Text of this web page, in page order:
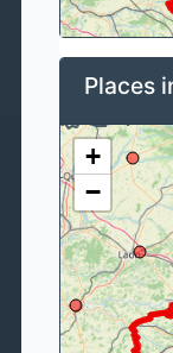
Places
+
−